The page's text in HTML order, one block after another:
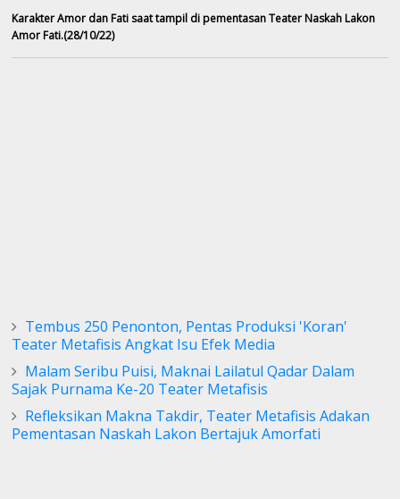
Karakter Amor dan Fati saat tampil di pementasan Teater Naskah Lakon
Amor Fati.(28/10/22)
Tembus 250 Penonton, Pentas Produksi 'Koran'
Teater Metafisis Angkat Isu Efek Media
Malam Seribu Puisi, Maknai Lailatul Qadar Dalam
Sajak Purnama Ke-20 Teater Metafisis
Refleksikan Makna Takdir, Teater Metafisis Adakan
Pementasan Naskah Lakon Bertajuk Amorfati